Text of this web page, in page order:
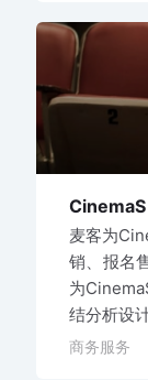
CinemaS
麦客为
销、报名
为
结分析设
商务服务